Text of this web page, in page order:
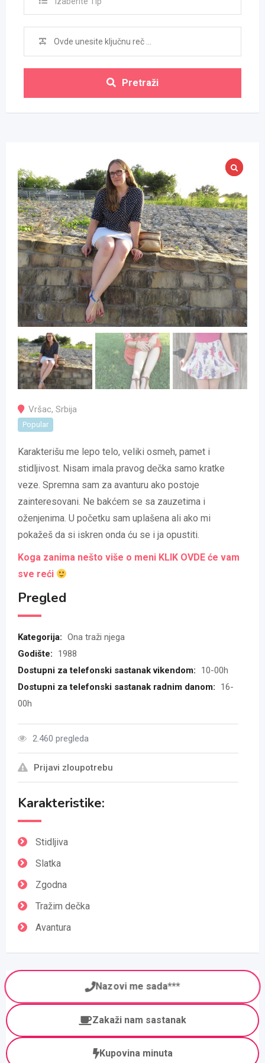
Pretraži
Vršac, Srbija
Popular
Karakterišu me lepo telo, veliki osmeh, pamet i
stidljivost. Nisam imala pravog dečka samo kratke
veze. Spremna sam za avanturu ako postoje
zainteresovani. Ne bakćem se sa zauzetima i
oženjenima. U početku sam uplašena ali ako mi
pokažeš da si iskren onda ću se i ja opustiti.
Koga zanima nešto više o meni KLIK OVDE će vam
sve reći
Pregled
Kategorija: Ona traži njega
Godište:
1988
Dostupni za telefonski sastanak vikendom:
10-00h
Dostupni za telefonski sastanak radnim danom:
16-
00h
2.460 pregleda
Prijavi zloupotrebu
Karakteristike:
Stidljiva
Slatka
Zgodna
Tražim dečka
Avantura
Nazovi me sada***
Zakaži nam sastanak
Kupovina minuta